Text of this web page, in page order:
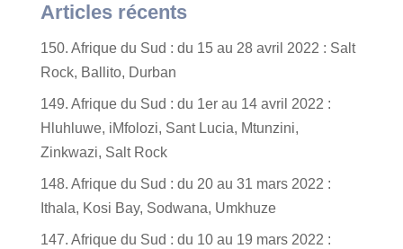
Articles récents
150. Afrique du Sud : du 15 au 28 avril 2022 : Salt
Rock, Ballito, Durban
149. Afrique du Sud : du 1er au 14 avril 2022 :
Hluhluwe, iMfolozi, Sant Lucia, Mtunzini,
Zinkwazi, Salt Rock
148. Afrique du Sud : du 20 au 31 mars 2022 :
Ithala, Kosi Bay, Sodwana, Umkhuze
147. Afrique du Sud : du 10 au 19 mars 2022 :